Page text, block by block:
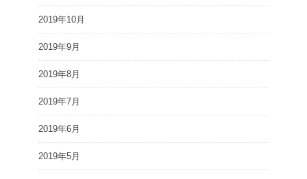
2019年10月
2019年9月
2019年8月
2019年7月
2019年6月
2019年5月